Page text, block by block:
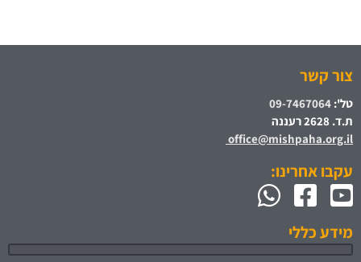
צור קשר
טל': 09-7467064
ת.ד. 2628 רעננה
office@mishpaha.org.il
עקבו אחרינו:
מידע כללי